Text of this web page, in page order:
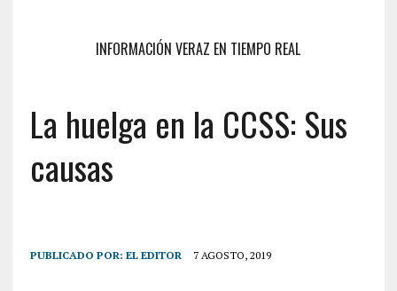
INFORMACIÓN VERAZ EN TIEMPO REAL
La huelga en la CCSS: Sus
causas
PUBLICADO POR: EL EDITOR 7 AGOSTO, 2019